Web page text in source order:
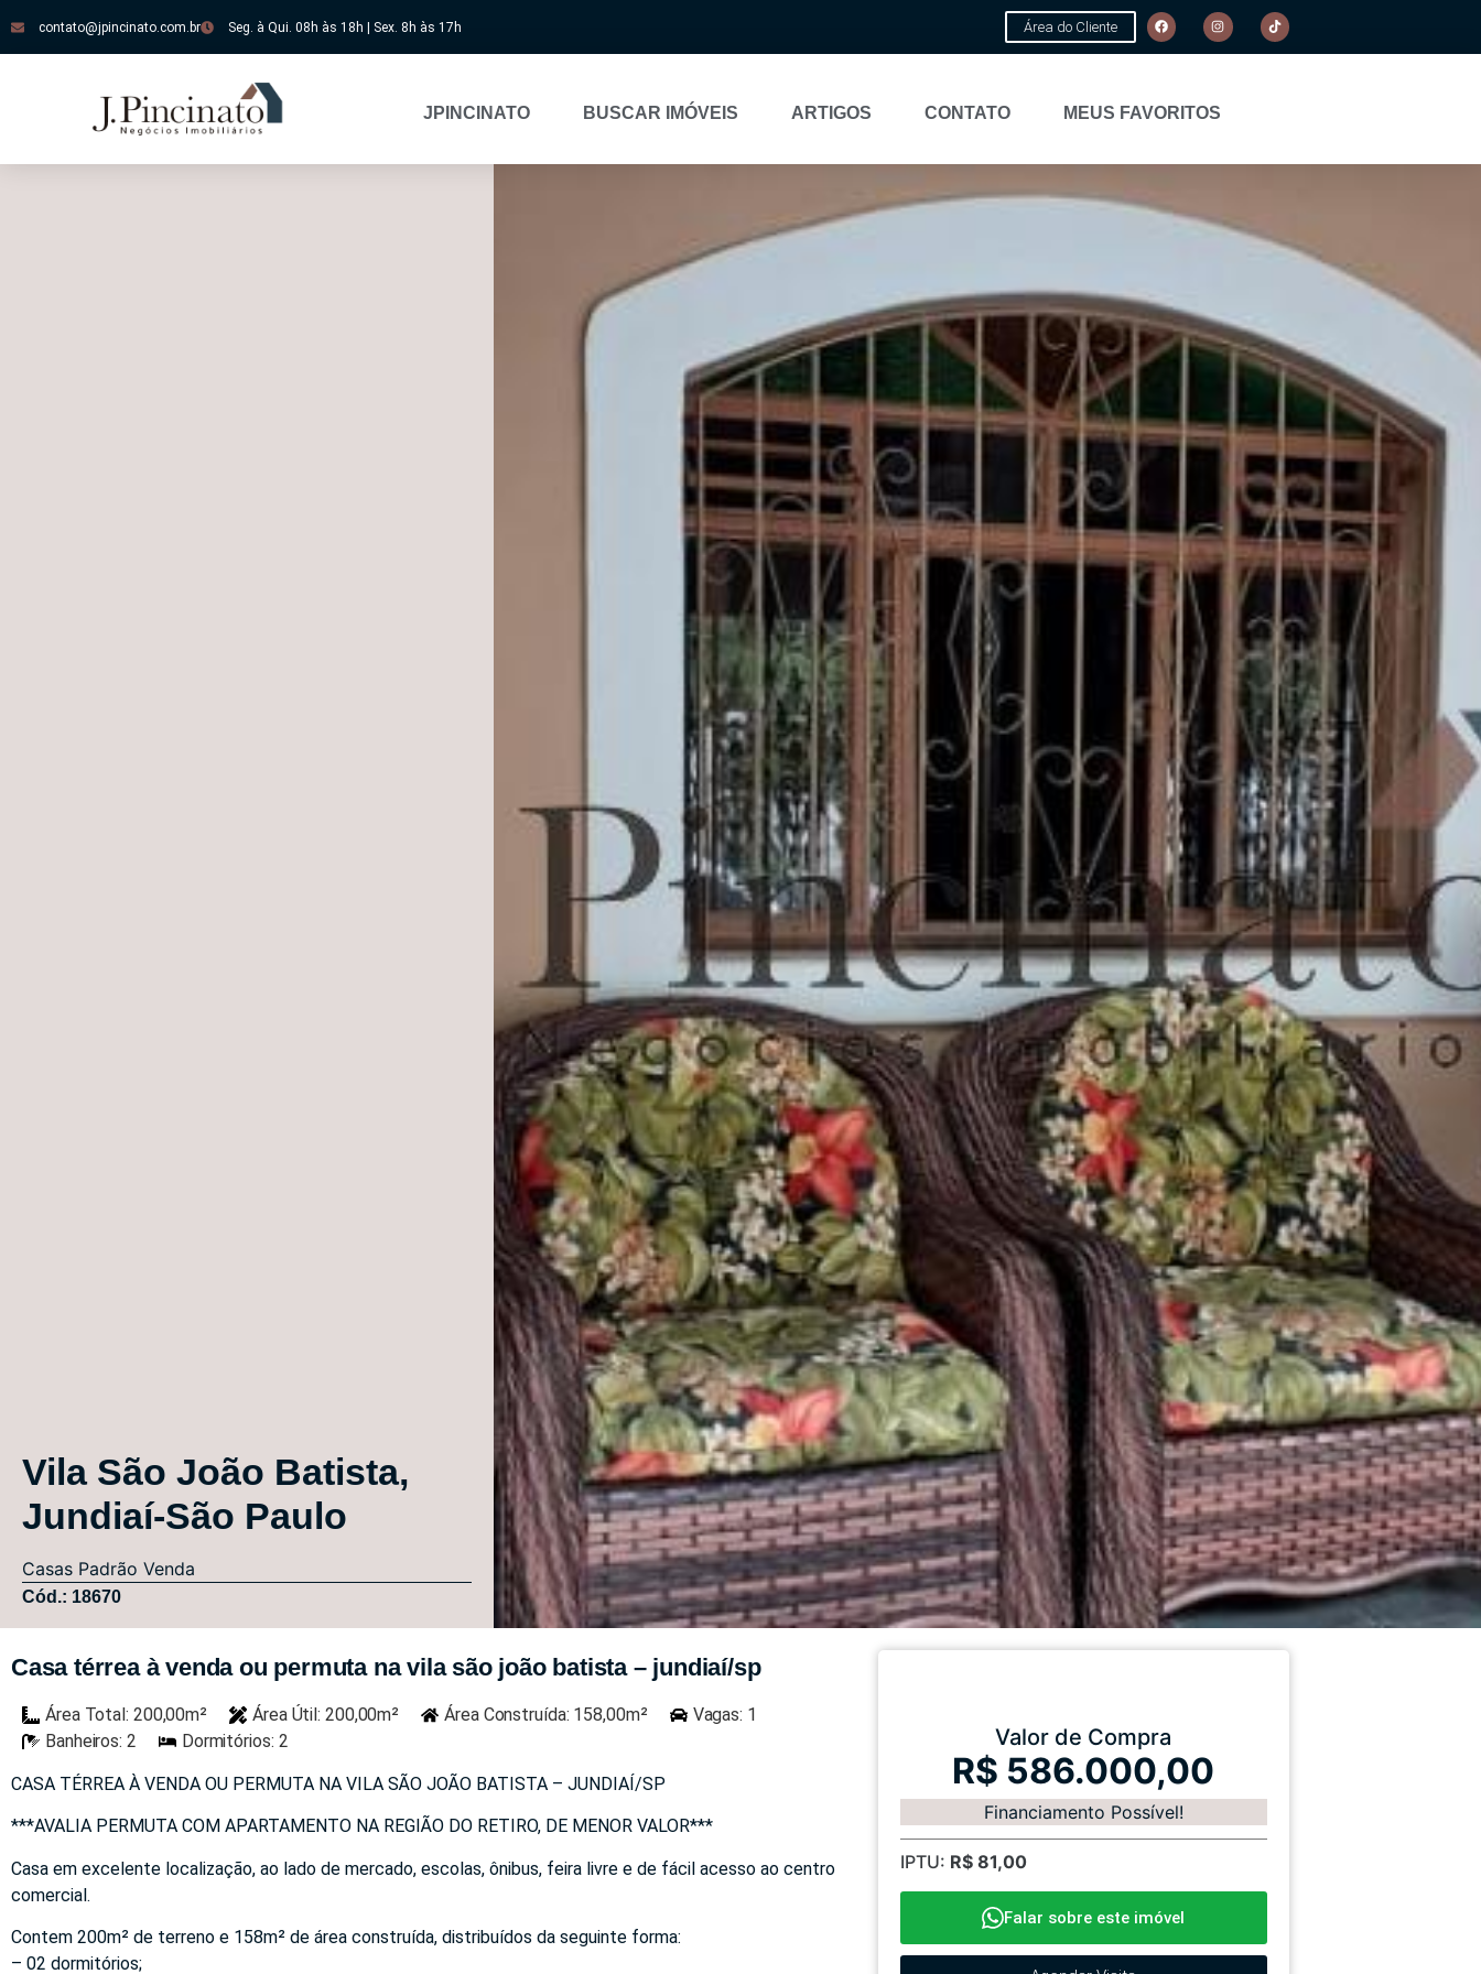
contato@jpincinato.com.br Seg. à Qui. 08h às 18h | Sex. 8h às 17h Área do Cliente
JPINCINATO BUSCAR IMÓVEIS ARTIGOS CONTATO MEUS FAVORITOS
Vila São João Batista,
Jundiaí-São Paulo
Casas Padrão Venda
Cód.: 18670
Casa térrea à venda ou permuta na vila são joão batista – jundiaí/sp
Área Total: 200,00m² Área Útil: 200,00m² Área Construída: 158,00m²
Vagas: 1
Banheiros: 2
Dormitórios: 2
CASA TÉRREA À VENDA OU PERMUTA NA VILA SÃO JOÃO BATISTA – JUNDIAÍ/SP
***AVALIA PERMUTA COM APARTAMENTO NA REGIÃO DO RETIRO, DE MENOR VALOR***
Casa em excelente localização, ao lado de mercado, escolas, ônibus, feira livre e de fácil acesso ao centro
comercial.
Contem 200m² de terreno e 158m² de área construída, distribuídos da seguinte forma:
– 02 dormitórios;
Valor de Compra
R$ 586.000,00
Financiamento Possível!
IPTU: R$ 81,00
Falar sobre este imóvel